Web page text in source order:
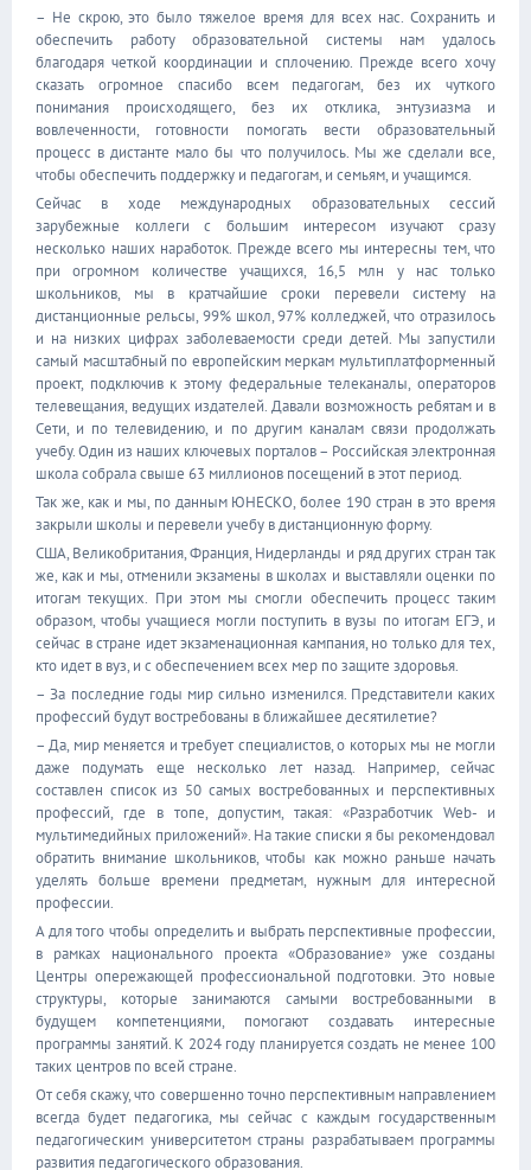
– Не скрою, это было тяжелое время для всех нас. Сохранить и
обеспечить работу образовательной системы нам удалось
благодаря четкой координации и сплочению. Прежде всего хочу
сказать огромное спасибо всем педагогам, без их чуткого
понимания происходящего, без их отклика, энтузиазма и
вовлеченности, готовности помогать вести образовательный
процесс в дистанте мало бы что получилось. Мы же сделали все,
чтобы обеспечить поддержку и педагогам, и семьям, и учащимся.
Сейчас в ходе международных образовательных сессий
зарубежные коллеги с большим интересом изучают сразу
несколько наших наработок. Прежде всего мы интересны тем, что
при огромном количестве учащихся, 16,5 млн у нас только
школьников, мы в кратчайшие сроки перевели систему на
дистанционные рельсы, 99% школ, 97% колледжей, что отразилось
и на низких цифрах заболеваемости среди детей. Мы запустили
самый масштабный по европейским меркам мультиплатформенный
проект, подключив к этому федеральные телеканалы, операторов
телевещания, ведущих издателей. Давали возможность ребятам и в
Сети, и по телевидению, и по другим каналам связи продолжать
учебу. Один из наших ключевых порталов – Российская электронная
школа собрала свыше 63 миллионов посещений в этот период.
Так же, как и мы, по данным ЮНЕСКО, более 190 стран в это время
закрыли школы и перевели учебу в дистанционную форму.
США, Великобритания, Франция, Нидерланды и ряд других стран так
же, как и мы, отменили экзамены в школах и выставляли оценки по
итогам текущих. При этом мы смогли обеспечить процесс таким
образом, чтобы учащиеся могли поступить в вузы по итогам ЕГЭ, и
сейчас в стране идет экзаменационная кампания, но только для тех,
кто идет в вуз, и с обеспечением всех мер по защите здоровья.
– За последние годы мир сильно изменился. Представители каких
профессий будут востребованы в ближайшее десятилетие?
– Да, мир меняется и требует специалистов, о которых мы не могли
даже подумать еще несколько лет назад. Например, сейчас
составлен список из 50 самых востребованных и перспективных
профессий, где в топе, допустим, такая: «Разработчик Web- и
мультимедийных приложений». На такие списки я бы рекомендовал
обратить внимание школьников, чтобы как можно раньше начать
уделять больше времени предметам, нужным для интересной
профессии.
А для того чтобы определить и выбрать перспективные профессии,
в рамках национального проекта «Образование» уже созданы
Центры опережающей профессиональной подготовки. Это новые
структуры, которые занимаются самыми востребованными в
будущем компетенциями, помогают создавать интересные
программы занятий. К 2024 году планируется создать не менее 100
таких центров по всей стране.
От себя скажу, что совершенно точно перспективным направлением
всегда будет педагогика, мы сейчас с каждым государственным
педагогическим университетом страны разрабатываем программы
развития педагогического образования.